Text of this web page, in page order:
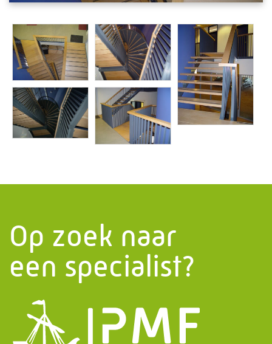
PMF Industry Group
Bekijk contact gegevens
info.uithuizen@pmfmechanical.nl
+31 (0)595 - 431 729
Op zoek naar
een specialist?